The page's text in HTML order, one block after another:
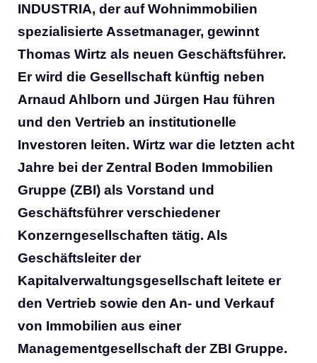
INDUSTRIA, der auf Wohnimmobilien
spezialisierte Assetmanager, gewinnt
Thomas Wirtz als neuen Geschäftsführer.
Er wird die Gesellschaft künftig neben
Arnaud Ahlborn und Jürgen Hau führen
und den Vertrieb an institutionelle
Investoren leiten. Wirtz war die letzten acht
Jahre bei der Zentral Boden Immobilien
Gruppe (ZBI) als Vorstand und
Geschäftsführer verschiedener
Konzerngesellschaften tätig. Als
Geschäftsleiter der
Kapitalverwaltungsgesellschaft leitete er
den Vertrieb sowie den An- und Verkauf
von Immobilien aus einer
Managementgesellschaft der ZBI Gruppe.